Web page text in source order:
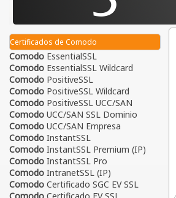
Certificados de Comodo
Comodo EssentialSSL
Comodo EssentialSSL Wildcard
Comodo PositiveSSL
Comodo PositiveSSL Wildcard
Comodo PositiveSSL UCC/SAN
Comodo UCC/SAN SSL Dominio
Comodo UCC/SAN Empresa
Comodo InstantSSL
Comodo InstantSSL Premium (IP)
Comodo InstantSSL Pro
Comodo IntranetSSL (IP)
Comodo Certificado SGC EV SSL